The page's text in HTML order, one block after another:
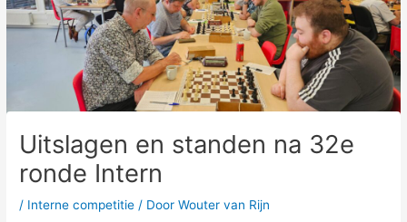
Uitslagen en standen na 32e
ronde Intern
/ Interne competitie / DoorWouter van Rijn